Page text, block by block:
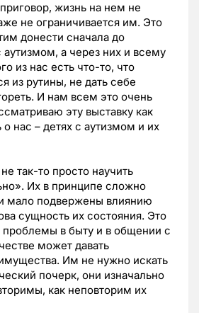
жизнь на нем не
не ограничивается им. Это
донести сначала до
аутизмом, а через них и всему
из нас есть что-то, что
из рутины, не дать себе
И нам всем это очень
эту выставку как
о нас – детях с аутизмом и их
так-то просто научить
Их в принципе сложно
мало подвержены влиянию
сущность их состояния. Это
проблемы в быту и в общении с
может давать
Им не нужно искать
почерк, они изначально
как неповторим их